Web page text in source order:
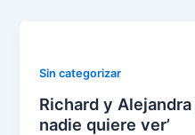
Sin categorizar
Richard y
nadie quiere ver’